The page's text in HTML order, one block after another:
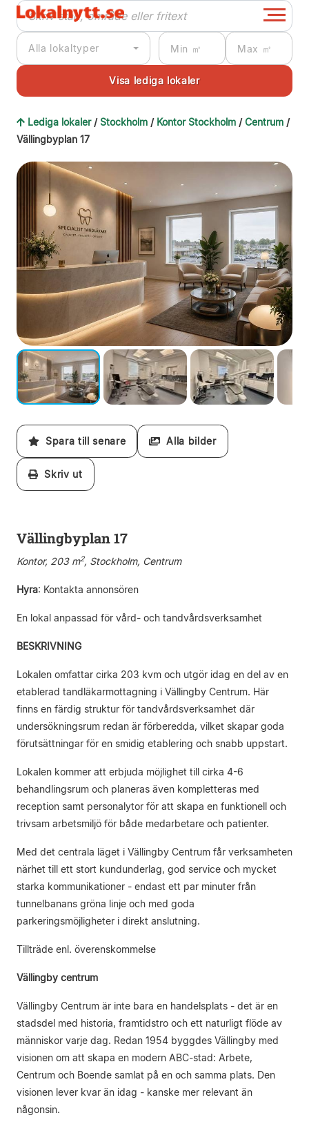
Alla lokaltyper
Lediga lokaler / Stockholm / Kontor Stockholm /Centrum /
Vällingbyplan 17
Spara till senare Alla bilder
Skriv ut
Vällingbyplan 17
Kontor, 203 m2, Stockholm, Centrum
Hyra: Kontakta annonsören
En lokal anpassad för vård- och tandvårdsverksamhet
BESKRIVNING
Lokalen omfattar cirka 203 kvm och utgör idag en del av en
etablerad tandläkarmottagning i Vällingby Centrum. Här
finns en färdig struktur för tandvårdsverksamhet där
undersökningsrum redan är förberedda, vilket skapar goda
förutsättningar för en smidig etablering och snabb uppstart.
Lokalen kommer att erbjuda möjlighet till cirka 4-6
behandlingsrum och planeras även kompletteras med
reception samt personalytor för att skapa en funktionell och
trivsam arbetsmiljö för både medarbetare och patienter.
Med det centrala läget i Vällingby Centrum får verksamheten
närhet till ett stort kundunderlag, god service och mycket
starka kommunikationer - endast ett par minuter från
tunnelbanans gröna linje och med goda
parkeringsmöjligheter i direkt anslutning.
Tillträde enl. överenskommelse
Vällingby centrum
Vällingby Centrum är inte bara en handelsplats - det är en
stadsdel med historia, framtidstro och ett naturligt flöde av
människor varje dag. Redan 1954 byggdes Vällingby med
visionen om att skapa en modern ABC-stad: Arbete,
Centrum och Boende samlat på en och samma plats. Den
visionen lever kvar än idag - kanske mer relevant än
någonsin.